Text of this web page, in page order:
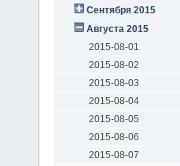
Сентября 2015
Августа 2015
2015-08-01
2015-08-02
2015-08-03
2015-08-04
2015-08-05
2015-08-06
2015-08-07